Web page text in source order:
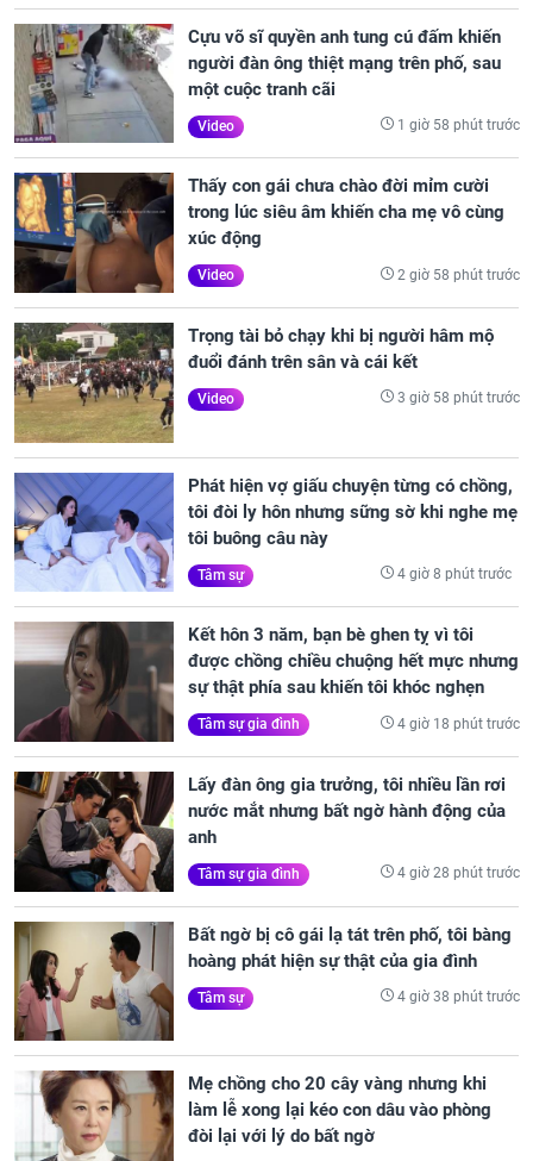
Cựu võ sĩ quyền anh tung cú đấm khiến
người đàn ông thiệt mạng trên phố, sau
một cuộc tranh cãi
Video 1 giờ 58 phút trước
Thấy con gái chưa chào đời mỉm cười
trong lúc siêu âm khiến cha mẹ vô cùng
xúc động
Video 2 giờ 58 phút trước
Trọng tài bỏ chạy khi bị người hâm mộ
đuổi đánh trên sân và cái kết
Video 3 giờ 58 phút trước
Phát hiện vợ giấu chuyện từng có chồng,
tôi đòi ly hôn nhưng sững sờ khi nghe mẹ
tôi buông câu này
Tâm sự 4 giờ 8 phút trước
Kết hôn 3 năm, bạn bè ghen tỵ vì tôi
được chồng chiều chuộng hết mực nhưng
sự thật phía sau khiến tôi khóc nghẹn
Tâm sự gia đình 4 giờ 18 phút trước
Lấy đàn ông gia trưởng, tôi nhiều lần rơi
nước mắt nhưng bất ngờ hành động của
anh
Tâm sự gia đình 4 giờ 28 phút trước
Bất ngờ bị cô gái lạ tát trên phố, tôi bàng
hoàng phát hiện sự thật của gia đình
Tâm sự 4 giờ 38 phút trước
Mẹ chồng cho 20 cây vàng nhưng khi
làm lễ xong lại kéo con dâu vào phòng
đòi lại với lý do bất ngờ